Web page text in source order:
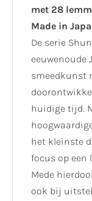
met 28
Made in
De serie
eeuwenoude
smeedkunst
huidige tijd.
het kleinste
focus op een
Mede
ook bij